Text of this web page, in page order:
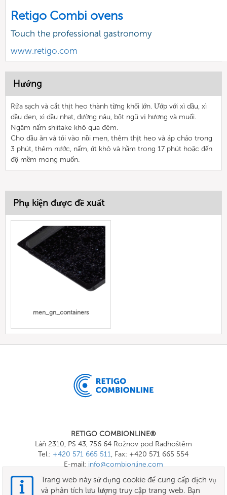
Retigo Combi ovens
Touch the professional gastronomy
www.retigo.com
Hướng
Rửa sạch và cắt thịt heo thành từng khối lớn. Ướp với xì dầu, xì
dầu đen, xì dầu nhạt, đường nâu, bột ngũ vị hương và muối.
Ngâm nấm shiitake khô qua đêm.
Cho dầu ăn và tỏi vào nồi men, thêm thịt heo và áp chảo trong
3 phút, thêm nước, nấm, ớt khô và hầm trong 17 phút hoặc đến
độ mềm mong muốn.
Phụ kiện được đề xuất
men_gn_containers
RETIGO COMBIONLINE®
Láň 2310, PS 43, 756 64 Rožnov pod Radhoštěm
Tel.: +420 571 665 511, Fax: +420 571 665 554
E-mail: info@combionline.com
Trang web này sử dụng cookie để cung cấp dịch vụ
và phân tích lưu lượng truy cập trang web. Bạn